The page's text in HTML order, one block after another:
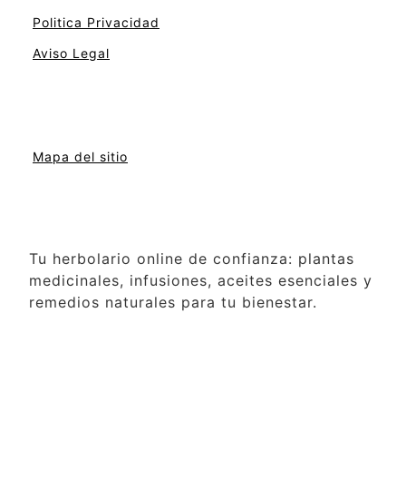
Politica Privacidad
Aviso Legal
Mapa del sitio
Tu herbolario online de confianza: plantas
medicinales, infusiones, aceites esenciales y
remedios naturales para tu bienestar.